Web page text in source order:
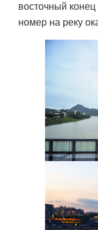
восточный
номер на реку